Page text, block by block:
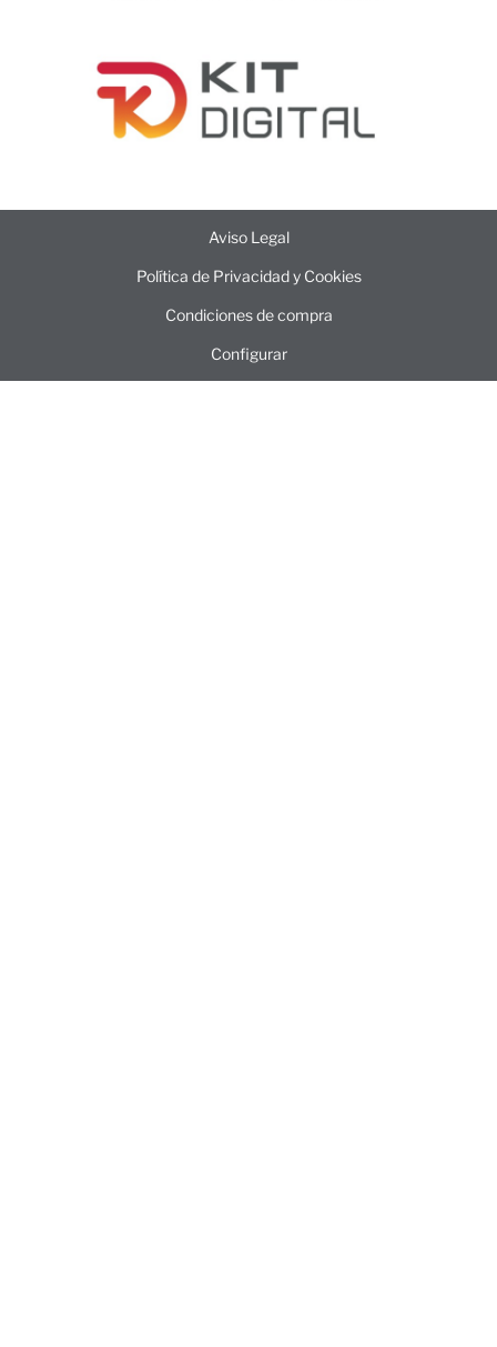
Aviso Legal
Política de Privacidad y Cookies
Condiciones de compra
Configurar